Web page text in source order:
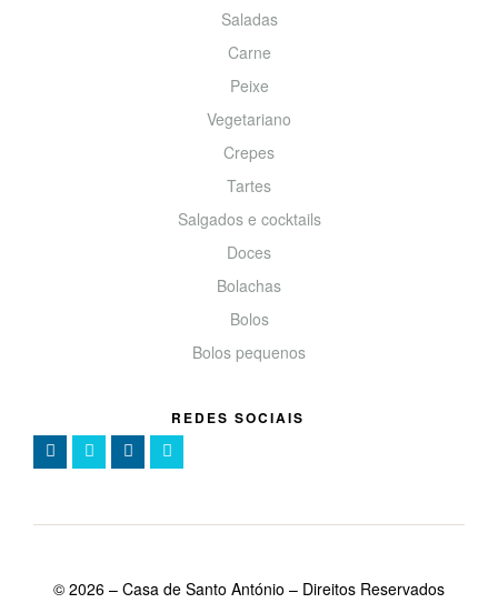
Saladas
Carne
Peixe
Vegetariano
Crepes
Tartes
Salgados e cocktails
Doces
Bolachas
Bolos
Bolos pequenos
REDES SOCIAIS
© 2026 – Casa de Santo António – Direitos Reservados